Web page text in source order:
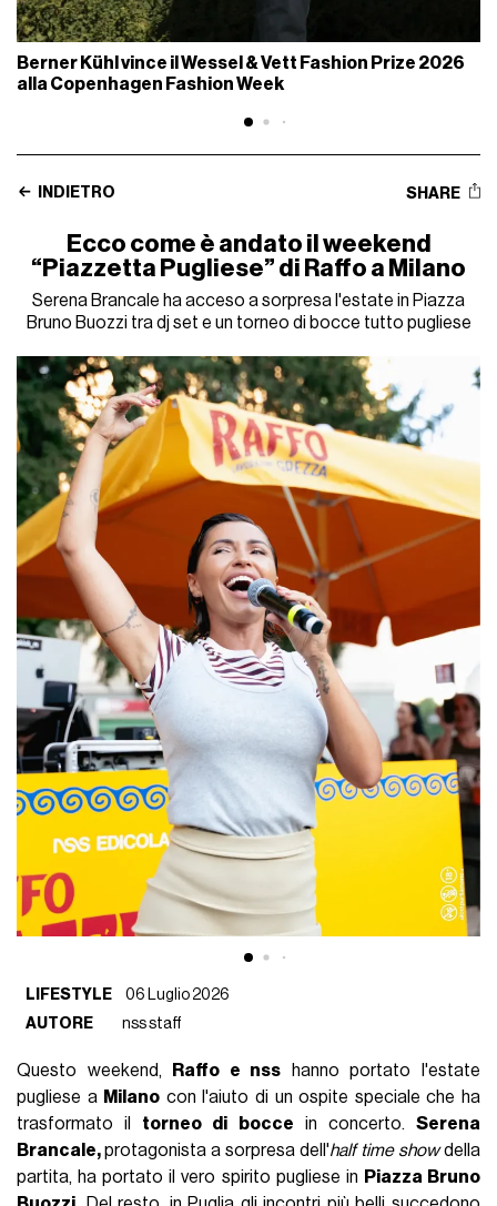
Berner Kühl vince il Wessel & Vett Fashion Prize 2026
alla Copenhagen Fashion Week
INDIETRO SHARE
Ecco come è andato il weekend
“Piazzetta Pugliese” di Raffo a Milano
Serena Brancale ha acceso a sorpresa l'estate in Piazza
Bruno Buozzi tra dj set e un torneo di bocce tutto pugliese
LIFESTYLE
06 Luglio 2026
AUTORE
nss staff
Questo weekend, Raffo e nss hanno portato l'estate
pugliese a Milano con l'aiuto di un ospite speciale che ha
trasformato il torneo di bocce in concerto. Serena
Brancale,protagonista a sorpresa dell'half time showdella
partita, ha portato il vero spirito pugliese in Piazza Bruno